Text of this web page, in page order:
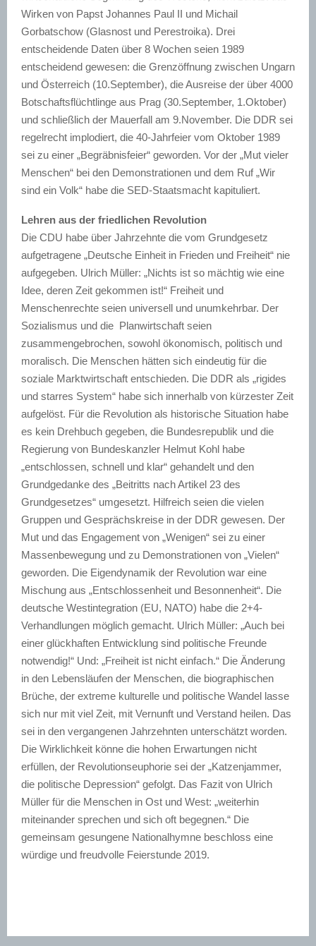
Wirken von Papst Johannes Paul II und Michail
Gorbatschow (Glasnost und Perestroika). Drei
entscheidende Daten über 8 Wochen seien 1989
entscheidend gewesen: die Grenzöffnung zwischen Ungarn
und Österreich (10.September), die Ausreise der über 4000
Botschaftsflüchtlinge aus Prag (30.September, 1.Oktober)
und schließlich der Mauerfall am 9.November. Die DDR sei
regelrecht implodiert, die 40-Jahrfeier vom Oktober 1989
sei zu einer „Begräbnisfeier“ geworden. Vor der „Mut vieler
Menschen“ bei den Demonstrationen und dem Ruf „Wir
sind ein Volk“ habe die SED-Staatsmacht kapituliert.
Lehren aus der friedlichen Revolution
Die CDU habe über Jahrzehnte die vom Grundgesetz
aufgetragene „Deutsche Einheit in Frieden und Freiheit“ nie
aufgegeben. Ulrich Müller: „Nichts ist so mächtig wie eine
Idee, deren Zeit gekommen ist!“ Freiheit und
Menschenrechte seien universell und unumkehrbar. Der
Sozialismus und die Planwirtschaft seien
zusammengebrochen, sowohl ökonomisch, politisch und
moralisch. Die Menschen hätten sich eindeutig für die
soziale Marktwirtschaft entschieden. Die DDR als „rigides
und starres System“ habe sich innerhalb von kürzester Zeit
aufgelöst. Für die Revolution als historische Situation habe
es kein Drehbuch gegeben, die Bundesrepublik und die
Regierung von Bundeskanzler Helmut Kohl habe
„entschlossen, schnell und klar“ gehandelt und den
Grundgedanke des „Beitritts nach Artikel 23 des
Grundgesetzes“ umgesetzt. Hilfreich seien die vielen
Gruppen und Gesprächskreise in der DDR gewesen. Der
Mut und das Engagement von „Wenigen“ sei zu einer
Massenbewegung und zu Demonstrationen von „Vielen“
geworden. Die Eigendynamik der Revolution war eine
Mischung aus „Entschlossenheit und Besonnenheit“. Die
deutsche Westintegration (EU, NATO) habe die 2+4-
Verhandlungen möglich gemacht. Ulrich Müller: „Auch bei
einer glückhaften Entwicklung sind politische Freunde
notwendig!“ Und: „Freiheit ist nicht einfach.“ Die Änderung
in den Lebensläufen der Menschen, die biographischen
Brüche, der extreme kulturelle und politische Wandel lasse
sich nur mit viel Zeit, mit Vernunft und Verstand heilen. Das
sei in den vergangenen Jahrzehnten unterschätzt worden.
Die Wirklichkeit könne die hohen Erwartungen nicht
erfüllen, der Revolutionseuphorie sei der „Katzenjammer,
die politische Depression“ gefolgt. Das Fazit von Ulrich
Müller für die Menschen in Ost und West: „weiterhin
miteinander sprechen und sich oft begegnen.“ Die
gemeinsam gesungene Nationalhymne beschloss eine
würdige und freudvolle Feierstunde 2019.